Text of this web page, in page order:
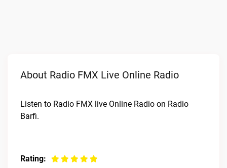
About Radio FMX Live Online Radio
Listen to Radio FMX live Online Radio on Radio
Barfi.
Rating: